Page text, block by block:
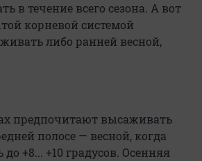
в течение всего сезона. А вот
корневой системой
либо ранней весной,
предпочитают высаживать
полосе — весной, когда
+8... +10 градусов. Осенняя